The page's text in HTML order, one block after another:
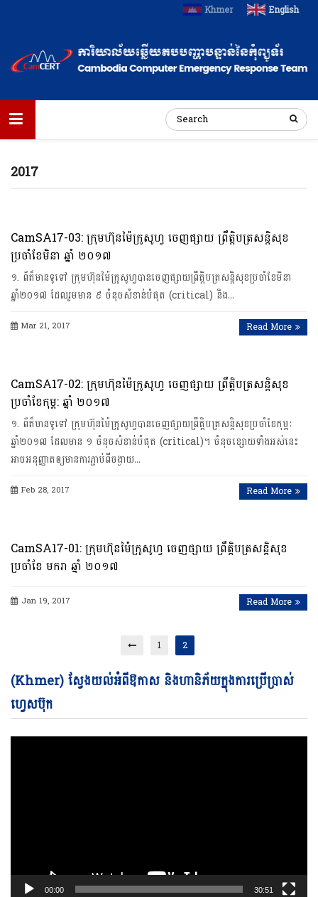
Khmer English
2017
CamSA17-03: ក្រុមហ៊ុនម៉ៃក្រូសូហ្វ ចេញផ្សាយ ព្រឹត្តិបត្រសន្តិសុខ
ប្រចាំខែមិនា ឆ្នាំ ២០១៧
១. ព័ត៏មានទូទៅ ក្រុមហ៊ុនម៉ៃក្រូសូហ្វបានចេញផ្សាយព្រឹត្តិបត្រសន្តិសុខប្រចាំខែមិនា
ឆ្នាំ២០១៧ ដែលរួមមាន ៩ ចំនុចសំខាន់បំផុត (critical) និង…
Mar 21, 2017 Read More
CamSA17-02: ក្រុមហ៊ុនម៉ៃក្រូសូហ្វ ចេញផ្សាយ ព្រឹត្តិបត្រសន្តិសុខ
ប្រចាំខែកុម្ភ: ឆ្នាំ ២០១៧
១. ព័ត៏មានទូទៅ ក្រុមហ៊ុនម៉ៃក្រូសូហ្វបានចេញផ្សាយព្រឹត្តិបត្រសន្តិសុខប្រចាំខែកុម្ភៈ
ឆ្នាំ២០១៧ ដែលមាន ១ ចំនុចសំខាន់បំផុត (critical)។ ចំនុចខ្សោយទាំងអស់នេះ
អាចអនុញ្ញាតឲ្យមានការភ្ជាប់ពីចង្ងាយ…
Feb 28, 2017 Read More
CamSA17-01: ក្រុមហ៊ុនម៉ៃក្រូសូហ្វ ចេញផ្សាយ ព្រឹត្តិបត្រសន្តិសុខ
ប្រចាំខែ មករា ឆ្នាំ ២០១៧
Jan 19, 2017 Read More
1 2
(Khmer) ស្វែងយល់អំពីឱកាស និងហានិភ័យក្នុងការប្រើប្រាស់
ហ្វេសប៊ុក
00:00 30:51